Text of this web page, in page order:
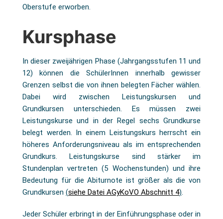
Oberstufe erworben.
Kursphase
In dieser zweijährigen Phase (Jahrgangsstufen 11 und
12) können die SchülerInnen innerhalb gewisser
Grenzen selbst die von ihnen belegten Fächer wählen.
Dabei wird zwischen Leistungskursen und
Grundkursen unterschieden. Es müssen zwei
Leistungskurse und in der Regel sechs Grundkurse
belegt werden. In einem Leistungskurs herrscht ein
höheres Anforderungsniveau als im entsprechenden
Grundkurs. Leistungskurse sind stärker im
Stundenplan vertreten (5 Wochenstunden) und ihre
Bedeutung für die Abiturnote ist größer als die von
Grundkursen (siehe Datei AGyKoVO Abschnitt 4).
Jeder Schüler erbringt in der Einführungsphase oder in